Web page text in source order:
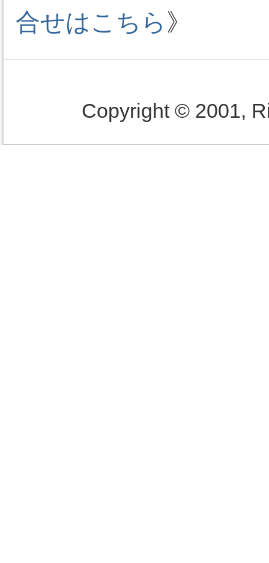
合せはこちら 》
Copyright © 2001,